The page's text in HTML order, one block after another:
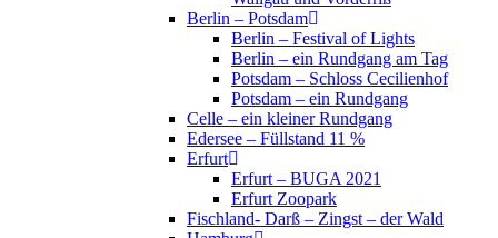
Berlin – Potsdam
Berlin – Festival of Lights
Berlin – ein Rundgang am Tag
Potsdam – Schloss Cecilienhof
Potsdam – ein Rundgang
Celle – ein kleiner Rundgang
Edersee – Füllstand 11 %
Erfurt
Erfurt – BUGA 2021
Erfurt Zoopark
Fischland- Darß – Zingst – der Wald